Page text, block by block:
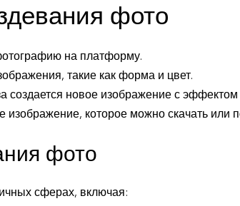
фото
на платформу.
такие как форма и цвет.
новое изображение с эффектом
изображение, которое можно скачать или
фото
сферах, включая: